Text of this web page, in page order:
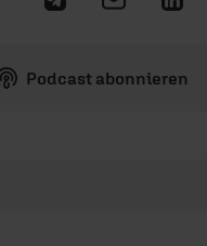
Podcast abonnieren